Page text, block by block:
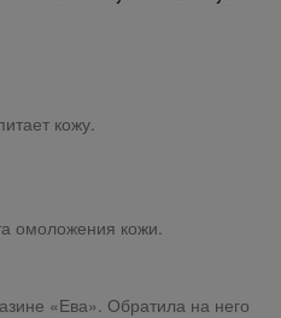
кожу.
омоложения кожи.
«Ева». Обратила на него